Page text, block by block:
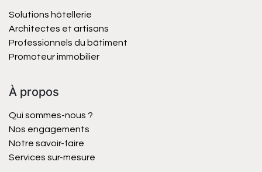
Solutions hôtellerie
Architectes et artisans
Professionnels du bâtiment
Promoteur immobilier
À propos
Qui sommes-nous ?
Nos engagements
Notre savoir-faire
Services sur-mesure